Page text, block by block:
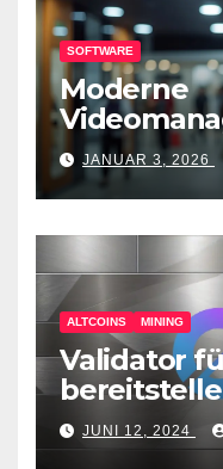
SOFTWARE
Moderne
(VMS) –
JANUAR 3, 2026
ALTCOINS MINING
Validator
JUNI 12, 2024